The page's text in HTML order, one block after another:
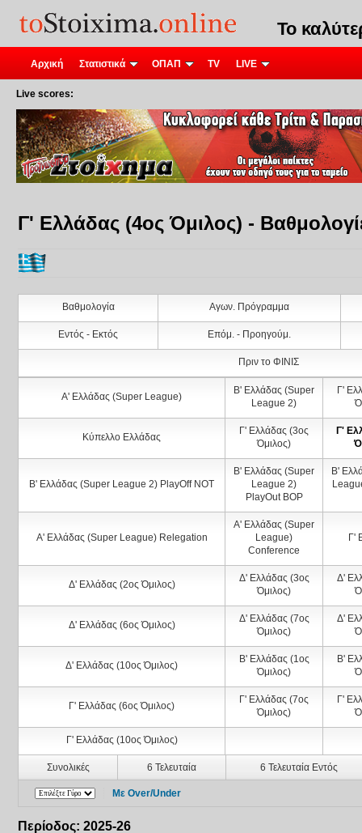
Το
Αρχική Στατιστικά ΟΠΑΠ TV LIVE
Live scores:
Γ' Ελλάδας (4ος Όμιλος) -
Βαθμολογία Αγων. Πρόγραμμα
Εντός - Εκτός Επόμ. - Προηγούμ.
Πριν το ΦΙΝΙΣ
Α' Ελλάδας (Super League)
Β' Ελλάδας (Super
League 2)
Γ'
Κύπελλο Ελλάδας
Γ' Ελλάδας (3ος
Όμιλος)
Γ'
Β' Ελλάδας (Super League 2) PlayOff ΝΟΤ
Β' Ελλάδας (Super
League 2)
PlayOut ΒΟΡ
Β'
Α' Ελλάδας (Super League) Relegation
Α' Ελλάδας (Super
League)
Conference
Γ'
Δ' Ελλάδας (2ος Όμιλος)
Δ' Ελλάδας (3ος
Όμιλος)
Δ'
Δ' Ελλάδας (6ος Όμιλος)
Δ' Ελλάδας (7ος
Όμιλος)
Δ'
Δ' Ελλάδας (10ος Όμιλος)
Β' Ελλάδας (1ος
Όμιλος)
Β'
Γ' Ελλάδας (6ος Όμιλος)
Γ' Ελλάδας (7ος
Όμιλος)
Γ'
Γ' Ελλάδας (10ος Όμιλος)
Συνολικές 6 Τελευταία 6 Τελευταία Εντός
Με Over/Under
Περίοδος: 2025-26